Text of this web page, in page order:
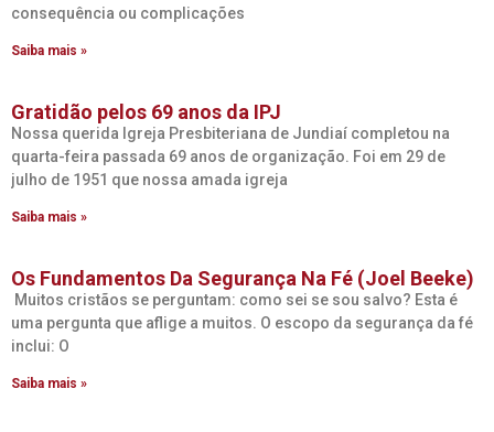
consequência ou complicações
Saiba mais »
Gratidão pelos 69 anos da IPJ
Nossa querida Igreja Presbiteriana de Jundiaí completou na
quarta-feira passada 69 anos de organização. Foi em 29 de
julho de 1951 que nossa amada igreja
Saiba mais »
Os Fundamentos Da Segurança Na Fé (Joel Beeke)
Muitos cristãos se perguntam: como sei se sou salvo? Esta é
uma pergunta que aflige a muitos. O escopo da segurança da fé
inclui: O
Saiba mais »